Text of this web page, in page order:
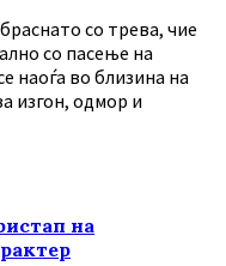
со трева, чие
со пасење на
наоѓа во близина на
изгон, одмор и
на